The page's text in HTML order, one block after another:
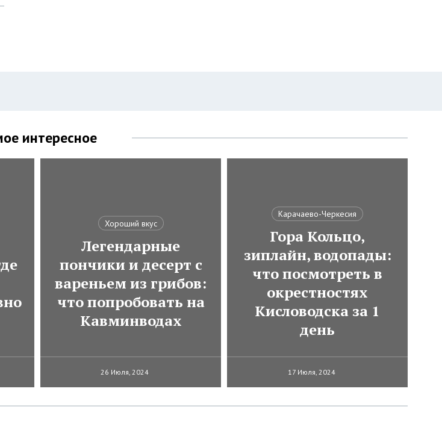
интересное
Хороший вкус
Легендарные
пончики и десерт с
вареньем из грибов:
что попробовать на
Кавминводах
26 Июля, 2024
Карачаево-Черкесия
Гора Кольцо,
зиплайн, водопады:
что посмотреть в
окрестностях
Кисловодска за 1
день
17 Июля, 2024